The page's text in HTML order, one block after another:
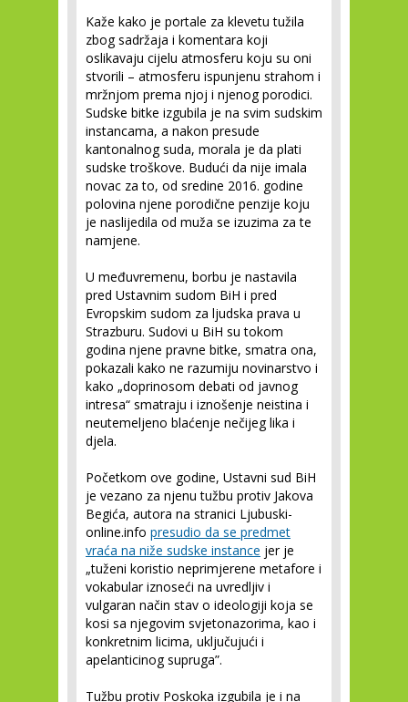
Kaže kako je portale za klevetu tužila
zbog sadržaja i komentara koji
oslikavaju cijelu atmosferu koju su oni
stvorili – atmosferu ispunjenu strahom i
mržnjom prema njoj i njenog porodici.
Sudske bitke izgubila je na svim sudskim
instancama, a nakon presude
kantonalnog suda, morala je da plati
sudske troškove. Budući da nije imala
novac za to, od sredine 2016. godine
polovina njene porodične penzije koju
je naslijedila od muža se izuzima za te
namjene.
U međuvremenu, borbu je nastavila
pred Ustavnim sudom BiH i pred
Evropskim sudom za ljudska prava u
Strazburu. Sudovi u BiH su tokom
godina njene pravne bitke, smatra ona,
pokazali kako ne razumiju novinarstvo i
kako „doprinosom debati od javnog
intresa“ smatraju i iznošenje neistina i
neutemeljeno blaćenje nečijeg lika i
djela.
Početkom ove godine, Ustavni sud BiH
je vezano za njenu tužbu protiv Jakova
Begića, autora na stranici Ljubuski-
online.info presudio da se predmet
vraća na niže sudske instance jer je
„tuženi koristio neprimjerene metafore i
vokabular iznoseći na uvredljiv i
vulgaran način stav o ideologiji koja se
kosi sa njegovim svjetonazorima, kao i
konkretnim licima, uključujući i
apelanticinog supruga”.
Tužbu protiv Poskoka izgubila je i na